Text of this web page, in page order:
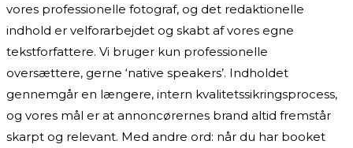
vores professionelle fotograf, og det redaktionelle
indhold er velforarbejdet og skabt af vores egne
tekstforfattere. Vi bruger kun professionelle
oversættere, gerne ‘native speakers’. Indholdet
gennemgår en længere, intern kvalitetssikringsprocess,
og vores mål er at annoncørernes brand altid fremstår
skarpt og relevant. Med andre ord: når du har booket